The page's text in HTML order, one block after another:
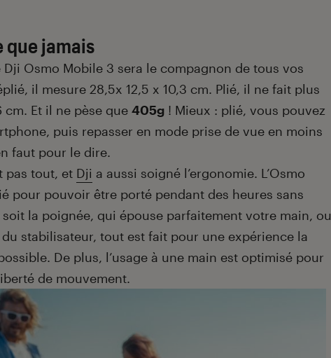
que jamais
Dji Osmo Mobile 3 sera le compagnon de tous vos
il mesure 28,5x 12,5 x 10,3 cm. Plié, il ne fait plus
cm. Et il ne pèse que 405g ! Mieux : plié, vous pouvez
puis repasser en mode prise de vue en moins
faut pour le dire.
pas tout, et Dji a aussi soigné l’ergonomie. L’Osmo
pour pouvoir être porté pendant des heures sans
la poignée, qui épouse parfaitement votre main, ou
stabilisateur, tout est fait pour une expérience la
De plus, l’usage à une main est optimisé pour
de mouvement.